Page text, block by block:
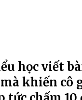
học viết
khiến cô